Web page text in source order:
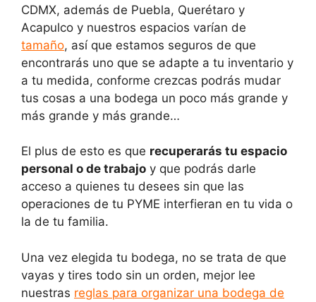
CDMX, además de Puebla, Querétaro y
Acapulco y nuestros espacios varían de
tamaño, así que estamos seguros de que
encontrarás uno que se adapte a tu inventario y
a tu medida, conforme crezcas podrás mudar
tus cosas a una bodega un poco más grande y
más grande y más grande…
El plus de esto es que recuperarás tu espacio
personal o de trabajo y que podrás darle
acceso a quienes tu desees sin que las
operaciones de tu PYME interfieran en tu vida o
la de tu familia.
Una vez elegida tu bodega, no se trata de que
vayas y tires todo sin un orden, mejor lee
nuestras reglas para organizar una bodega de